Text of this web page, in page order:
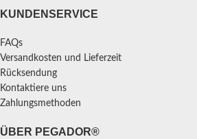
KUNDENSERVICE
FAQs
Versandkosten und Lieferzeit
Rücksendung
Kontaktiere uns
Zahlungsmethoden
ÜBER PEGADOR®